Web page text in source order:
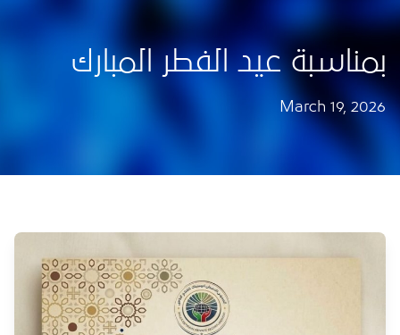
بمناسبة عيد الفطر المبارك
March 19, 2026